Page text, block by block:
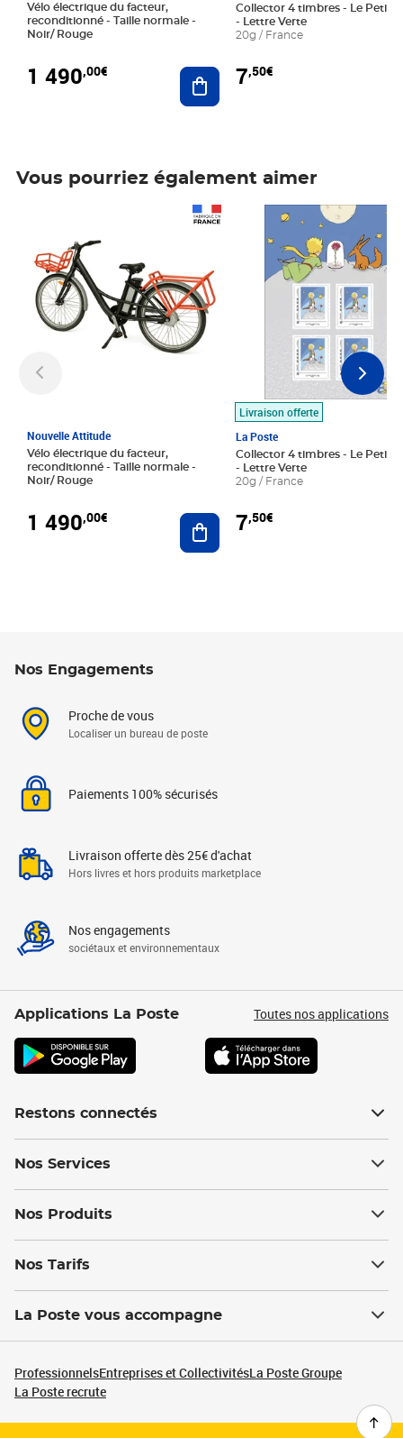
Vélo électrique du facteur,
reconditionné - Taille normale -
Noir/ Rouge
1 490,00€ Ajouter au panier
Collector 4 timbres - Le Petit
- Lettre Verte
20g / France
7,50€
Vous pourriez également aimer
Nouvelle Attitude
Vélo électrique du facteur,
reconditionné - Taille normale -
Noir/ Rouge
1 490,00€ Ajouter au panier
Livraison offerte
La Poste
Collector 4 timbres - Le Petit
- Lettre Verte
20g / France
7,50€
Prix 7,50€
Nos Engagements
Proche de vous
Localiser un bureau de poste
Paiements 100% sécurisés
Livraison offerte dès 25€ d'achat
Hors livres et hors produits marketplace
Nos engagements
sociétaux et environnementaux
Applications La Poste Toutes nos applications
Restons connectés
Nos Services
Nos Produits
Nos Tarifs
La Poste vous accompagne
ProfessionnelsEntreprises et CollectivitésLa Poste Groupe
La Poste recrute